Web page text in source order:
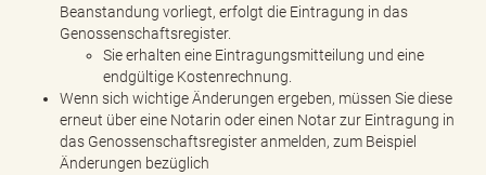
Beanstandung vorliegt, erfolgt die Eintragung in das
Genossenschaftsregister.
Sie erhalten eine Eintragungsmitteilung und eine
endgültige Kostenrechnung.
Wenn sich wichtige Änderungen ergeben, müssen Sie diese
erneut über eine Notarin oder einen Notar zur Eintragung in
das Genossenschaftsregister anmelden, zum Beispiel
Änderungen bezüglich